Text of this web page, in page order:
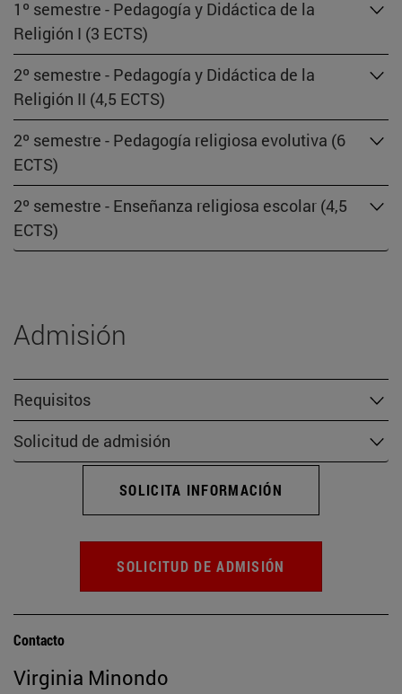
1º semestre - Pedagogía y Didáctica de la
Religión I (3 ECTS)
2º semestre - Pedagogía y Didáctica de la
Religión II (4,5 ECTS)
2º semestre - Pedagogía religiosa evolutiva (6
ECTS)
2º semestre - Enseñanza religiosa escolar (4,5
ECTS)
Admisión
Requisitos
Solicitud de admisión
SOLICITA INFORMACIÓN
SOLICITUD DE ADMISIÓN
Contacto
Virginia Minondo